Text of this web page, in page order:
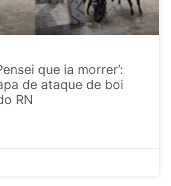
que ia morrer’:
de ataque de boi
RN